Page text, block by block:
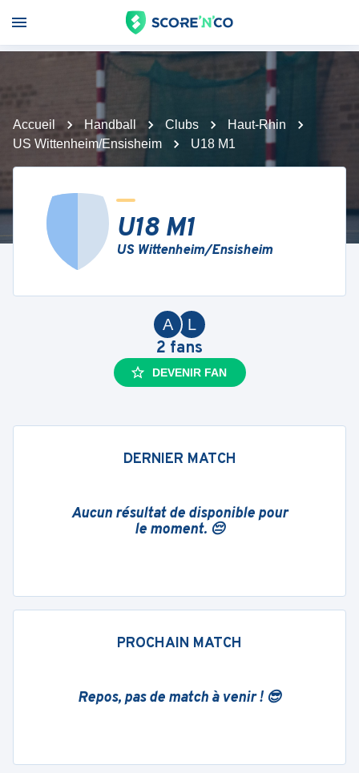
Accueil Handball Clubs
Haut-Rhin
US Wittenheim/Ensisheim
U18 M1
U18 M1
US Wittenheim/Ensisheim
L
A
2 fans
DEVENIR FAN
DERNIER MATCH
Aucun résultat de disponible pour
le moment. 😔
PROCHAIN MATCH
Repos, pas de match à venir ! 😎